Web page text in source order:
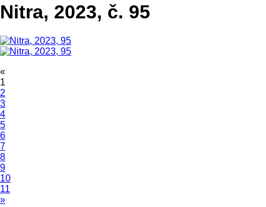
Nitra, 2023, č. 95
«
1
2
3
4
5
6
7
8
9
10
11
»